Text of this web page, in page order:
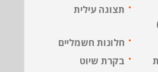
תצוגה עילית
חלונות חשמליים
בקרת שיוט